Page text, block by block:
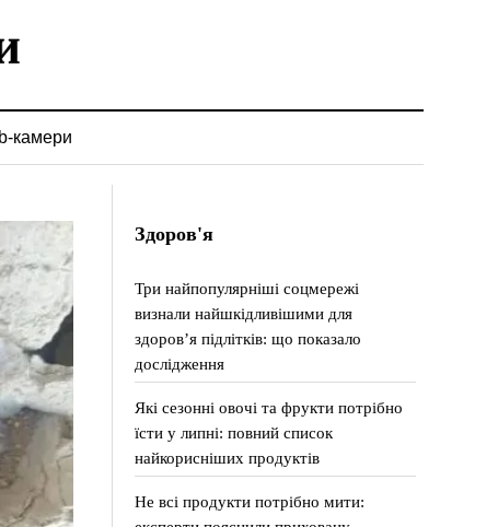
камери
Здоров'я
Три найпопулярніші соцмережі
визнали найшкідливішими для
здоров’я підлітків: що показало
дослідження
Які сезонні овочі та фрукти потрібно
їсти у липні: повний список
найкорисніших продуктів
Не всі продукти потрібно мити: